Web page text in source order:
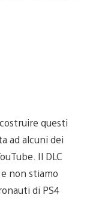
questi
ad alcuni dei
Il DLC
non stiamo
di PS4